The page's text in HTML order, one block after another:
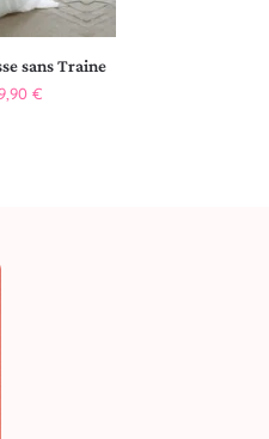
sans Traine
€